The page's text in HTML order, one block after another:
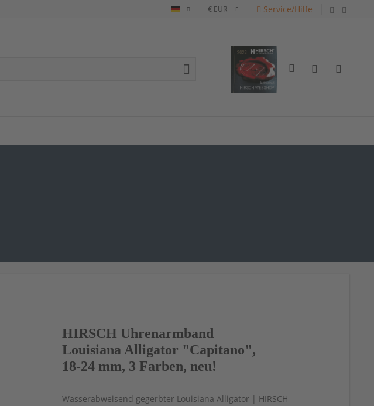
Deutsch Service/Hilfe
HIRSCH Uhrenarmband
Louisiana Alligator "Capitano",
18-24 mm, 3 Farben, neu!
Wasserabweisend gegerbter Louisiana Alligator | HIRSCH